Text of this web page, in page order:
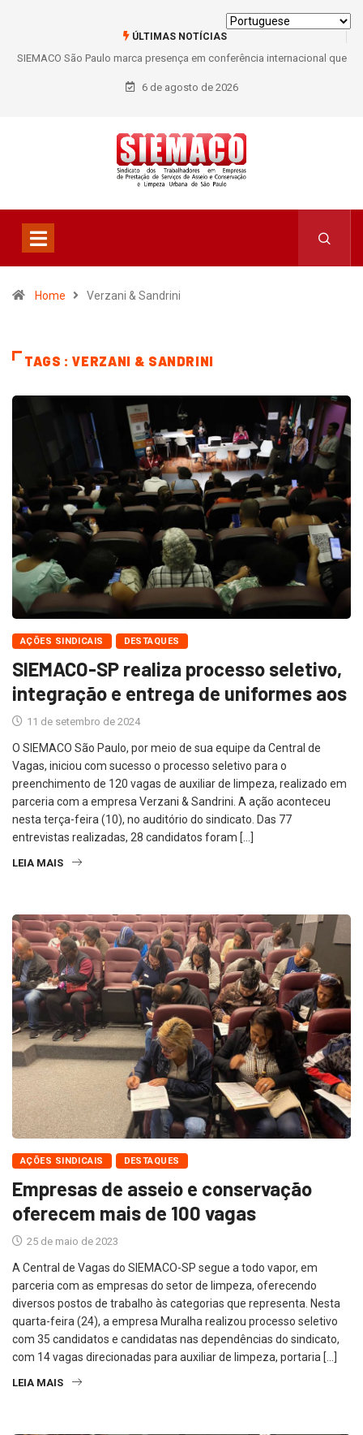
ÚLTIMAS NOTÍCIAS
SIEMACO São Paulo marca presença em conferência internacional que
debate os desafios do setor de limpeza e segurança
6 de agosto de 2026
Home Verzani & Sandrini
TAGS : VERZANI & SANDRINI
AÇÕES SINDICAIS DESTAQUES
SIEMACO-SP realiza processo seletivo,
integração e entrega de uniformes aos
11 de setembro de 2024
O SIEMACO São Paulo, por meio de sua equipe da Central de
Vagas, iniciou com sucesso o processo seletivo para o
preenchimento de 120 vagas de auxiliar de limpeza, realizado em
parceria com a empresa Verzani & Sandrini. A ação aconteceu
nesta terça-feira (10), no auditório do sindicato. Das 77
entrevistas realizadas, 28 candidatos foram […]
LEIA MAIS
AÇÕES SINDICAIS DESTAQUES
Empresas de asseio e conservação
oferecem mais de 100 vagas
25 de maio de 2023
A Central de Vagas do SIEMACO-SP segue a todo vapor, em
parceria com as empresas do setor de limpeza, oferecendo
diversos postos de trabalho às categorias que representa. Nesta
quarta-feira (24), a empresa Muralha realizou processo seletivo
com 35 candidatos e candidatas nas dependências do sindicato,
com 14 vagas direcionadas para auxiliar de limpeza, portaria […]
LEIA MAIS